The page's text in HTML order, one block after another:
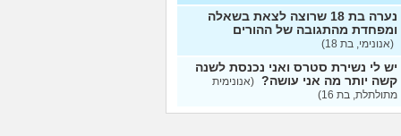
להורים?
(אהרן, בן 16)
בגרות ומגן
עצות
לגבי שנה הבאה
נערה בת 18 שרוצה לצאת בשאלה
ומפחדת מהתגובה של ההורים
(אנונימי, בת 18)
יש לי נשירת סטרס ואני נכנסת לשנה
קשה יותר מה אני עושה? (אנונימית
מתולתלת, בת 16)